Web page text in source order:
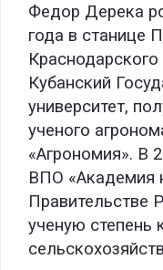
Федор Дерека
года в станице
Кубанский
университет,
ученого
«Агрономия». В
ВПО «Академия
Правительстве
ученую степень